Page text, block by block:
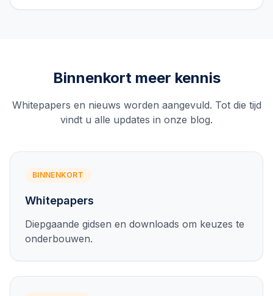
Binnenkort meer kennis
Whitepapers en nieuws worden aangevuld. Tot die tijd
vindt u alle updates in onze blog.
BINNENKORT
Whitepapers
Diepgaande gidsen en downloads om keuzes te
onderbouwen.